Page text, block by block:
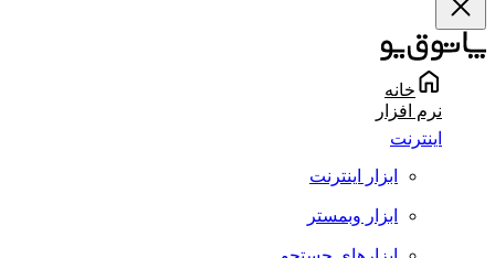
خانه
نرم افزار
اینترنت
ابزار اینترنت
ابزار وبمستر